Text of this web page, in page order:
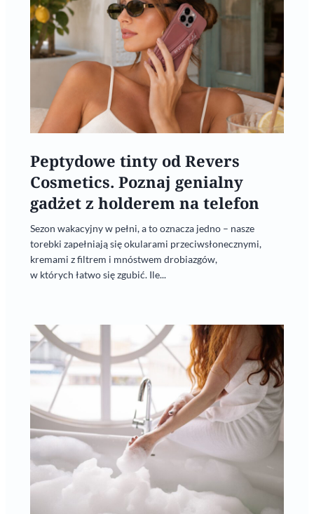
Peptydowe tinty od Revers
Cosmetics. Poznaj genialny
gadżet z holderem na telefon
Sezon wakacyjny w pełni, a to oznacza jedno – nasze
torebki zapełniają się okularami przeciwsłonecznymi,
kremami z filtrem i mnóstwem drobiazgów,
w których łatwo się zgubić. Ile...